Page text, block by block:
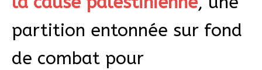
partition entonnée sur fond
de combat pour